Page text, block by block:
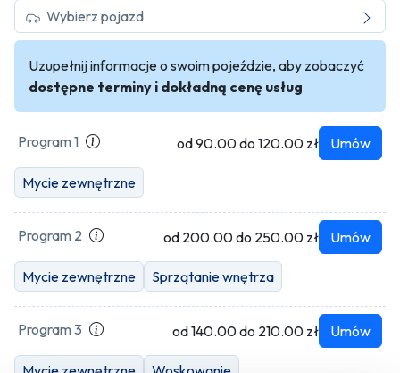
Wybierz pojazd
Uzupełnij informacje o swoim pojeździe, aby zobaczyć
dostępne terminy i dokładną cenę usług
Program 1 od 90.00 do 120.00 zł Umów
Mycie zewnętrzne
Program 2 od 200.00 do 250.00 zł Umów
Mycie zewnętrzne Sprzątanie wnętrza
Program 3 od 140.00 do 210.00 zł Umów